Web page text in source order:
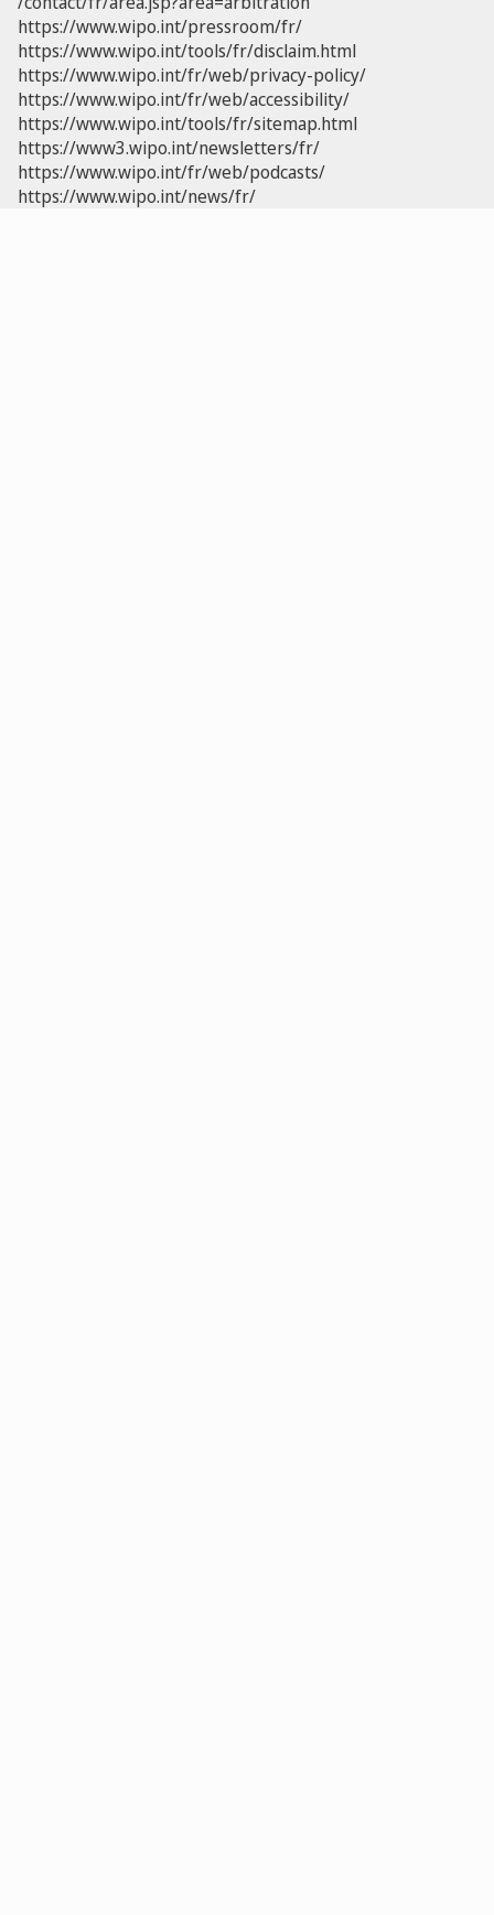
https://www.wipo.int/pressroom/fr/
https://www.wipo.int/tools/fr/disclaim.html
https://www.wipo.int/fr/web/privacy-policy/
https://www.wipo.int/fr/web/accessibility/
https://www.wipo.int/tools/fr/sitemap.html
https://www3.wipo.int/newsletters/fr/
https://www.wipo.int/fr/web/podcasts/
https://www.wipo.int/news/fr/